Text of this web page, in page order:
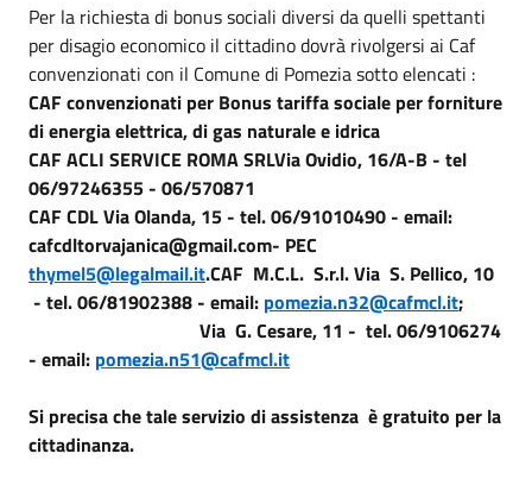
Per la richiesta di bonus sociali diversi da quelli spettanti
per disagio economico il cittadino dovrà rivolgersi ai Caf
convenzionati con il Comune di Pomezia sotto elencati :
CAF convenzionati per Bonus tariffa sociale per forniture
di energia elettrica, di gas naturale e idrica
CAF ACLI SERVICE ROMA SRLVia Ovidio, 16/A-B - tel
06/97246355 - 06/570871
CAF CDL Via Olanda, 15 - tel. 06/91010490 - email:
cafcdltorvajanica@gmail.com- PEC
thymel5@legalmail.it.CAF M.C.L. S.r.l. Via S. Pellico, 10
- tel. 06/81902388 - email: pomezia.n32@cafmcl.it;
Via G. Cesare, 11 - tel. 06/9106274
- email: pomezia.n51@cafmcl.it
Si precisa che tale servizio di assistenza è gratuito per la
cittadinanza.